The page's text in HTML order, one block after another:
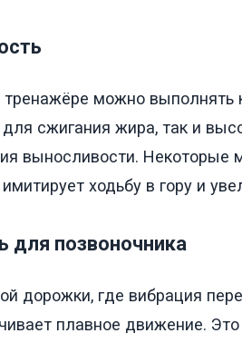
можно выполнять
сжигания жира, так и
выносливости. Некоторые
ходьбу в гору и
для позвоночника
дорожки, где вибрация
плавное движение.